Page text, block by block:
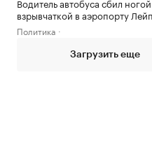
взрывчаткой в аэропорту
Политика
Загрузить еще